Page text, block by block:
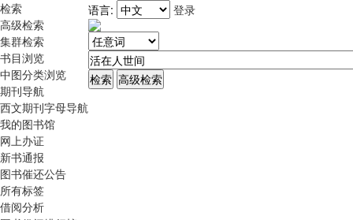
检索
高级检索
集群检索
书目浏览
中图分类浏览
期刊导航
西文期刊字母导航
我的图书馆
网上办证
新书通报
图书催还公告
所有标签
借阅分析
语言: 登录